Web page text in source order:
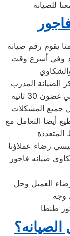
للصيانة
يقوم رقم صيانة
وفي أسرع وقت
الصيانة المدرب
30 ثانية
جميع المشكلات
أيضا التعامل مع
المتعددة
رضاء عملاؤنا
صيانه فاجور
العميل وحل
وجه
طنطا
الصيانه؟